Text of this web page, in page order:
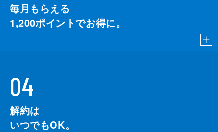
毎月もらえる
1,200ポイントでお得に。
04
解約は
いつでもOK。